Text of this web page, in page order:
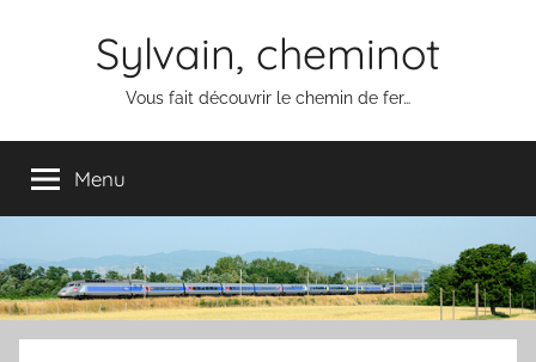
Sylvain, cheminot
Vous fait découvrir le chemin de fer…
Menu